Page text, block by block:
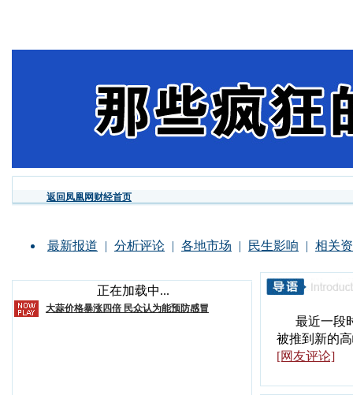
返回凤凰网财经首页
最新报道 | 分析评论 | 各地市场 | 民生影响 | 相关
最近一段
被推到新的
[网友评论]
正在加载中...
大蒜价格暴涨四倍 民众认为能预防感冒